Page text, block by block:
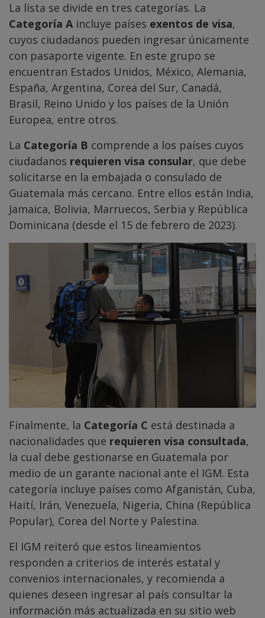
La lista se divide en tres categorías. La
Categoría Aincluye países exentos de visa,
cuyos ciudadanos pueden ingresar únicamente
con pasaporte vigente. En este grupo se
encuentran Estados Unidos, México, Alemania,
España, Argentina, Corea del Sur, Canadá,
Brasil, Reino Unido y los países de la Unión
Europea, entre otros.
La Categoría B comprende a los países cuyos
ciudadanos requieren visa consular, que debe
solicitarse en la embajada o consulado de
Guatemala más cercano. Entre ellos están India,
Jamaica, Bolivia, Marruecos, Serbia y República
Dominicana (desde el 15 de febrero de 2023).
Finalmente, la Categoría C está destinada a
nacionalidades que requieren visa consultada,
la cual debe gestionarse en Guatemala por
medio de un garante nacional ante el IGM. Esta
categoría incluye países como Afganistán, Cuba,
Haití, Irán, Venezuela, Nigeria, China (República
Popular), Corea del Norte y Palestina.
El IGM reiteró que estos lineamientos
responden a criterios de interés estatal y
convenios internacionales, y recomienda a
quienes deseen ingresar al país consultar la
información más actualizada en su sitio web